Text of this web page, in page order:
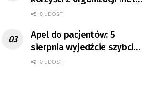
Tour de Pologne
0 UDOST.
Apel do pacjentów: 5
sierpnia wyjedźcie szybciej
z domów
0 UDOST.